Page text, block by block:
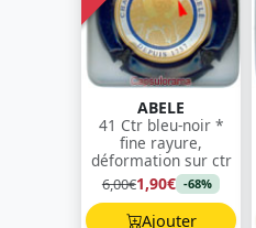
ABELE
41 Ctr bleu-noir *
fine rayure,
déformation sur ctr
6,00€1,90€ -68%
Ajouter